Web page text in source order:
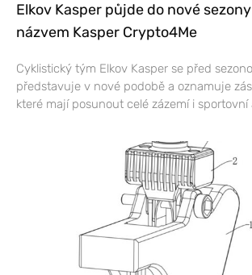
Elkov Kasper půjde do nové
názvem Kasper Crypto4Me
Cyklistický tým Elkov Kasper se před
představuje v nové podobě a oznamuje
které mají posunout celé zázemí i